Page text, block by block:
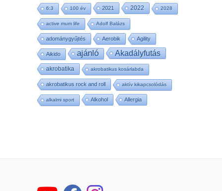
6:3 100 év 2021 2022 2028
active mum life Adolf Balázs
adománygyűjtés Aerobik Agility
Aikido ajánló Akadályfutás
akrobatika akrobatikus kosárlabda
akrobatikus rock and roll aktív kikapcsolódás
alkalmi sport Alkohol Allergia